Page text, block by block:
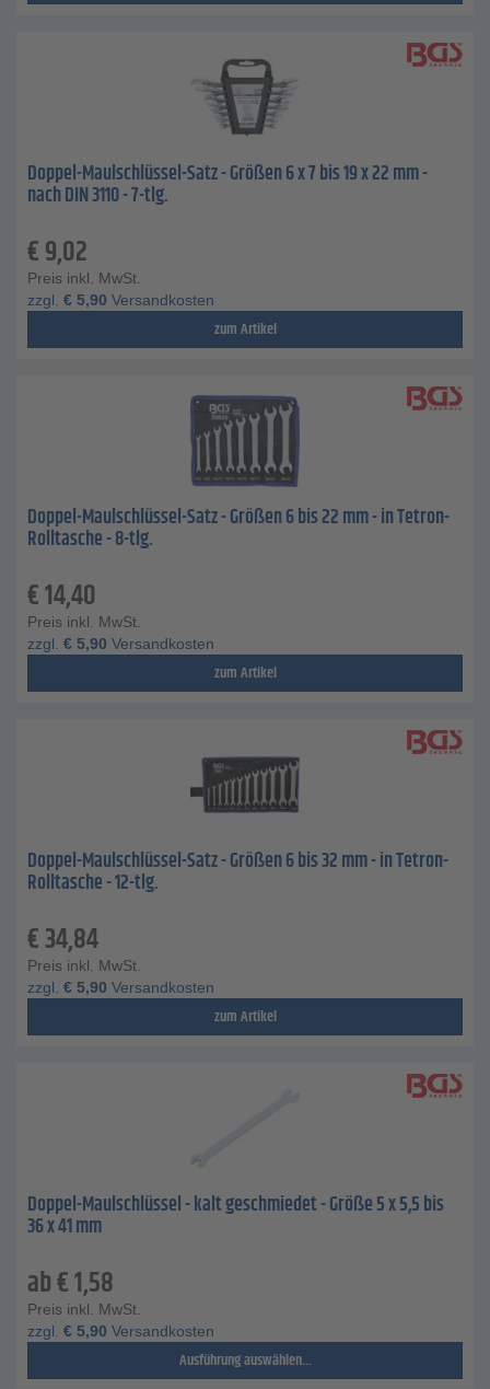
Doppel-Maulschlüssel-Satz - Größen 6 x 7 bis 19 x 22 mm -
nach DIN 3110 - 7-tlg.
€9,02
Preis inkl. MwSt.
zzgl. € 5,90 Versandkosten
zum Artikel
Doppel-Maulschlüssel-Satz - Größen 6 bis 22 mm - in Tetron-
Rolltasche - 8-tlg.
€14,40
Preis inkl. MwSt.
zzgl. € 5,90 Versandkosten
zum Artikel
Doppel-Maulschlüssel-Satz - Größen 6 bis 32 mm - in Tetron-
Rolltasche - 12-tlg.
€34,84
Preis inkl. MwSt.
zzgl. € 5,90 Versandkosten
zum Artikel
Doppel-Maulschlüssel - kalt geschmiedet - Größe 5 x 5,5 bis
36 x 41 mm
ab€1,58
Preis inkl. MwSt.
zzgl. € 5,90 Versandkosten
Ausführung auswählen...